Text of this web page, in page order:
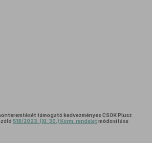
támogató kedvezményes CSOK Plusz
518/2023. (XI. 30.) Korm. rendelet módosítása